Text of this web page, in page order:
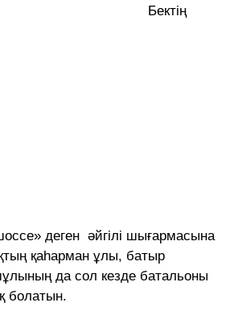
Бектің
деген әйгілі шығармасына
қаhарман ұлы, батыр
да сол кезде батальоны
болатын.